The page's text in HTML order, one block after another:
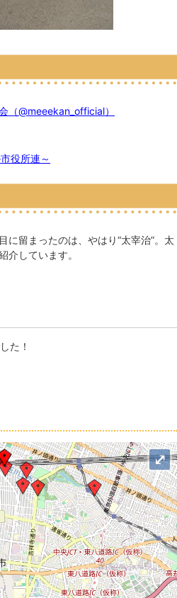
（@meeekan_official）
役所連～
に留まったのは、やはり“太宰治”。太
介しています。
た！
⤢